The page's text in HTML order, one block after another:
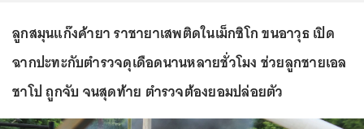
ลูกสมุนแก๊งค้ายา ราชายาเสพติดในเม็กซิโก ขนอาวุธ เปิด
ฉากปะทะกับตำรวจดุเดือดนานหลายชั่วโมง ช่วยลูกชายเอล
ชาโป ถูกจับ จนสุดท้าย ตำรวจต้องยอมปล่อยตัว